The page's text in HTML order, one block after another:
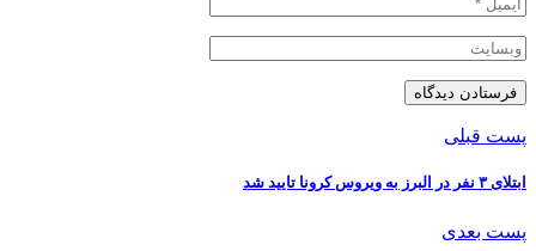
پست قبلی
ابتلای ۳ نفر در البرز به ویروس کرونا تایید شد
پست بعدی